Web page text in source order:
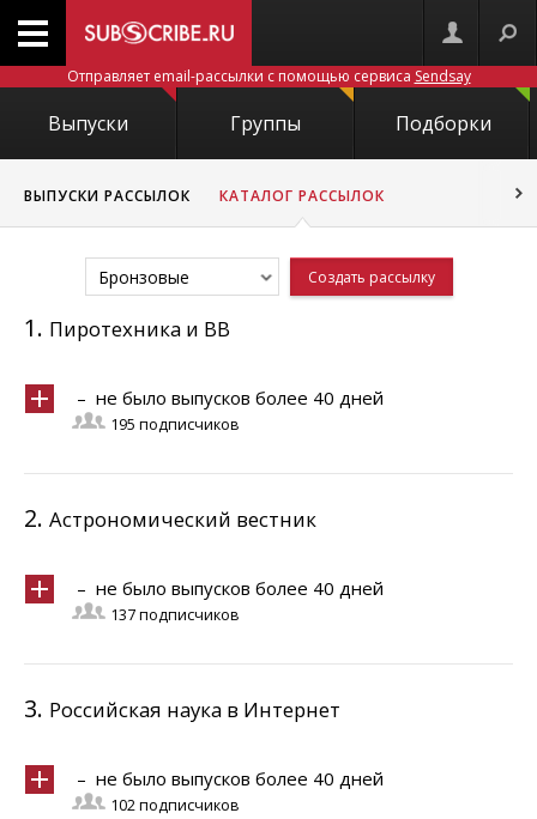
Отправляет email-рассылки с помощью сервиса Sendsay
Выпуски Группы Подборки
ВЫПУСКИ РАССЫЛОК КАТАЛОГ РАССЫЛОК
Бронзовые Создать рассылку
1. Пиротехника и ВВ
– не было выпусков более 40 дней
195 подписчиков
2. Астрономический вестник
– не было выпусков более 40 дней
137 подписчиков
3. Российская наука в Интернет
– не было выпусков более 40 дней
102 подписчиков